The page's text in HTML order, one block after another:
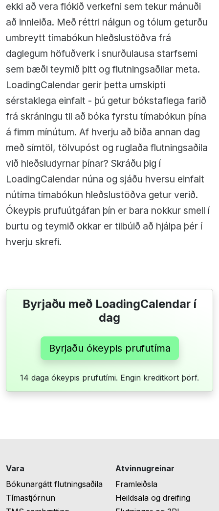
ekki að vera flókið verkefni sem tekur mánuði
að innleiða. Með réttri nálgun og tólum geturðu
umbreytt tímabókun hleðslustöðva frá
daglegum höfuðverk í snurðulausa starfsemi
sem bæði teymið þitt og flutningsaðilar meta.
LoadingCalendar gerir þetta umskipti
sérstaklega einfalt - þú getur bókstaflega farið
frá skráningu til að bóka fyrstu tímabókun þína
á fimm mínútum. Af hverju að bíða annan dag
með símtöl, tölvupóst og ruglaða flutningsaðila
við hleðsludyrnar þínar? Skráðu þig í
LoadingCalendar núna og sjáðu hversu einfalt
nútíma tímabókun hleðslustöðva getur verið.
Ókeypis prufuútgáfan þín er bara nokkur smell í
burtu og teymið okkar er tilbúið að hjálpa þér í
hverju skrefi.
Byrjaðu með LoadingCalendar í
dag
Byrjaðu ókeypis prufutíma
14 daga ókeypis prufutími. Engin kreditkort þörf.
Vara
Bókunargátt flutningsaðila
Tímastjórnun
Atvinnugreinar
Framleiðsla
Heildsala og dreifing